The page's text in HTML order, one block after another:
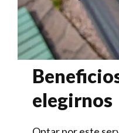
elegirnos